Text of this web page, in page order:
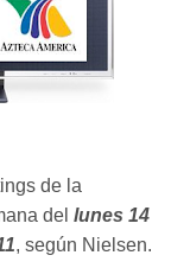
de la
del lunes 14
, según Nielsen.